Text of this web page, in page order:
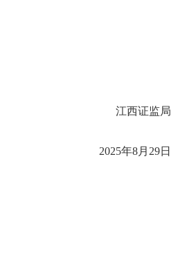
江西证监局
2025年8月29日